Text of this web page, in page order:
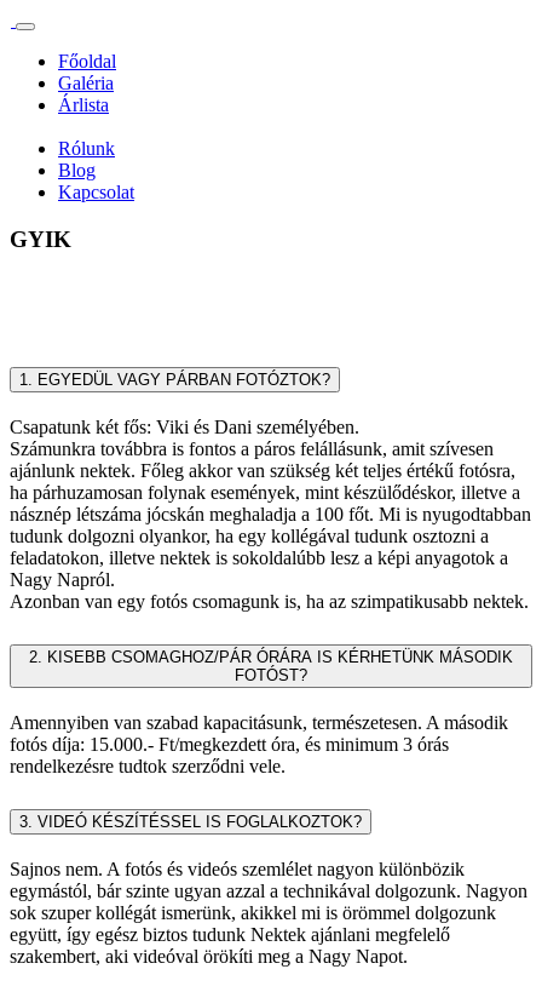
Főoldal
Galéria
Árlista
Rólunk
Blog
Kapcsolat
GYIK
1. EGYEDÜL VAGY PÁRBAN FOTÓZTOK?
Csapatunk két fős: Viki és Dani személyében.
Számunkra továbbra is fontos a páros felállásunk, amit szívesen
ajánlunk nektek. Főleg akkor van szükség két teljes értékű fotósra,
ha párhuzamosan folynak események, mint készülődéskor, illetve a
násznép létszáma jócskán meghaladja a 100 főt. Mi is nyugodtabban
tudunk dolgozni olyankor, ha egy kollégával tudunk osztozni a
feladatokon, illetve nektek is sokoldalúbb lesz a képi anyagotok a
Nagy Napról.
Azonban van egy fotós csomagunk is, ha az szimpatikusabb nektek.
2. KISEBB CSOMAGHOZ/PÁR ÓRÁRA IS KÉRHETÜNK MÁSODIK
FOTÓST?
Amennyiben van szabad kapacitásunk, természetesen. A második
fotós díja: 15.000.- Ft/megkezdett óra, és minimum 3 órás
rendelkezésre tudtok szerződni vele.
3. VIDEÓ KÉSZÍTÉSSEL IS FOGLALKOZTOK?
Sajnos nem. A fotós és videós szemlélet nagyon különbözik
egymástól, bár szinte ugyan azzal a technikával dolgozunk. Nagyon
sok szuper kollégát ismerünk, akikkel mi is örömmel dolgozunk
együtt, így egész biztos tudunk Nektek ajánlani megfelelő
szakembert, aki videóval örökíti meg a Nagy Napot.